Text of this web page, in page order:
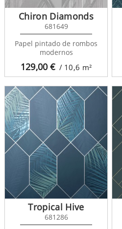
129,00€ / 10,6 m²
Chiron Diamonds
681649
Papel pintado de rombos
modernos
Tropical Hive
681286